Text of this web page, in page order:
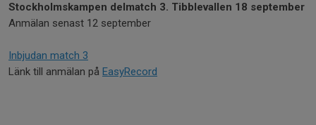
Stockholmskampen delmatch 3. Tibblevallen 18 september
Anmälan senast 12 september
Inbjudan match 3
Länk till anmälan på EasyRecord